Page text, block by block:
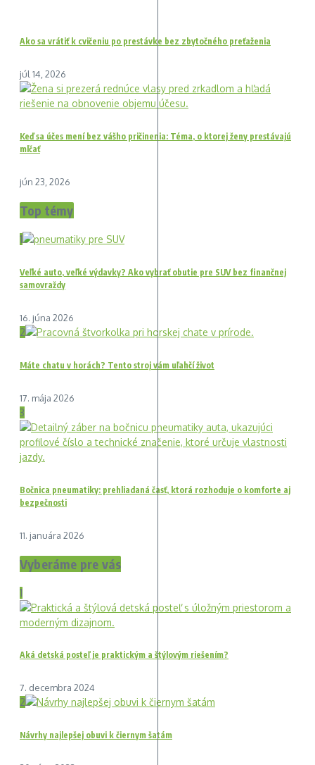
Ako sa vrátiť k cvičeniu po prestávke bez zbytočného preťaženia
júl 14, 2026
Keď sa účes mení bez vášho pričinenia: Téma, o ktorej ženy prestávajú
mlčať
jún 23, 2026
Top témy
1
Veľké auto, veľké výdavky? Ako vybrať obutie pre SUV bez finančnej
samovraždy
16. júna 2026
2
Máte chatu v horách? Tento stroj vám uľahčí život
17. mája 2026
3
Bočnica pneumatiky: prehliadaná časť, ktorá rozhoduje o komforte aj
bezpečnosti
11. januára 2026
Vyberáme pre vás
1
Aká detská posteľ je praktickým a štýlovým riešením?
7. decembra 2024
2
Návrhy najlepšej obuvi k čiernym šatám